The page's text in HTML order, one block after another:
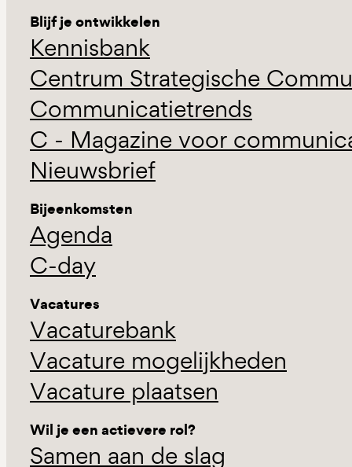
Blijf je ontwikkelen
Kennisbank
Centrum Strategische
Communicatietrends
C - Magazine voor
Nieuwsbrief
Bijeenkomsten
Agenda
C-day
Vacatures
Vacaturebank
Vacature mogelijkheden
Vacature plaatsen
Wil je een actievere rol?
Samen aan de slag